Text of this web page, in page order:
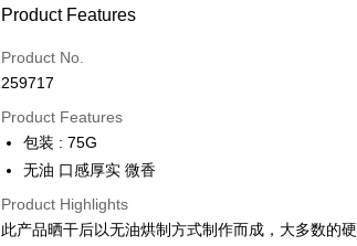
Payment Method
Credit Card
Online Banking
More info
Only supports Maybank, CIMB Bank, Public Bank, RHB
Touch 'n Go
Boost
GrabPay
Product Features
Product No.
259717
Product Features
包装 : 75G
无油 口感厚实 微香
Product Highlights
此产品晒干后以无油烘制方式制作而成，大多数的